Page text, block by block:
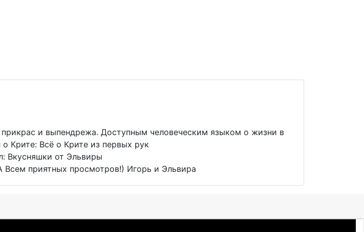
и выпендрежа. Доступным человеческим языком о жизни в
Крите: Всё о Крите из первых рук
Вкусняшки от Эльвиры
Всем приятных просмотров!) Игорь и Эльвира